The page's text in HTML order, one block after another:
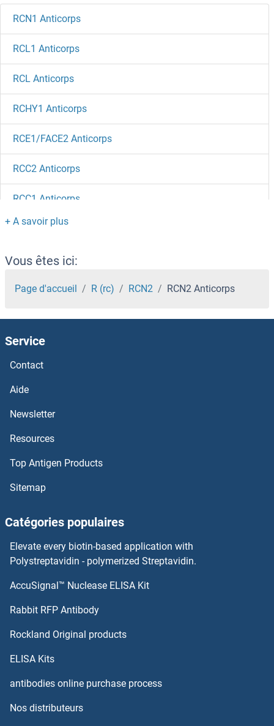
RCN1 Anticorps
RCL1 Anticorps
RCL Anticorps
RCHY1 Anticorps
RCE1/FACE2 Anticorps
RCC2 Anticorps
RCC1 Anticorps
RCBTB2 Anticorps
RCBTB1 Anticorps
RCAS1 Anticorps
RCAN3 Anticorps
RCAN2 Anticorps
RC3H1 Anticorps
RBX1 Anticorps
RBPMS2 Anticorps
RBPJL Anticorps
RBPJ Anticorps
RBP7 Anticorps
RCOR3 Anticorps
RCSD1 Anticorps
Vous êtes ici:
Page d'accueil R (rc) RCN2 RCN2 Anticorps
Service
Contact
Aide
Newsletter
Resources
Top Antigen Products
Sitemap
Catégories populaires
Elevate every biotin-based application with
Polystreptavidin - polymerized Streptavidin.
AccuSignal™ Nuclease ELISA Kit
Rabbit RFP Antibody
Rockland Original products
ELISA Kits
antibodies online purchase process
Nos distributeurs